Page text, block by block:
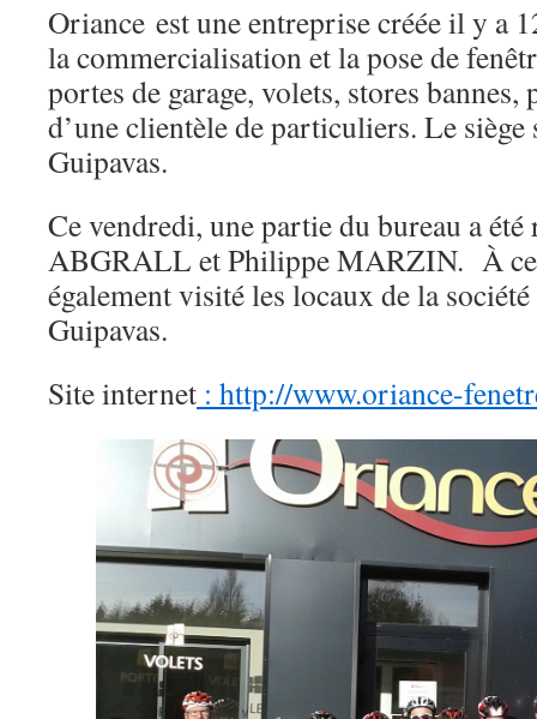
Oriance est une entreprise créée il y a
la commercialisation et la pose de
portes de garage, volets, stores bannes,
d’une clientèle de particuliers. Le siège
Guipavas.
Ce vendredi, une partie du bureau a
ABGRALL et Philippe MARZIN. À
également visité les locaux de la
Guipavas.
Site internet : http://www.oriance-